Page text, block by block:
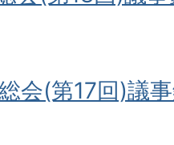
会(第17回)議